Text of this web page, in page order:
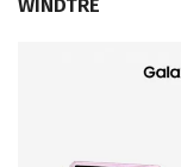
WINDTRE